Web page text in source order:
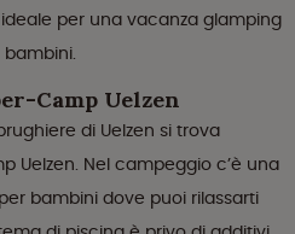
per una vacanza glamping
Camp Uelzen
di Uelzen si trova
Uelzen. Nel campeggio c’è una
bambini dove puoi rilassarti